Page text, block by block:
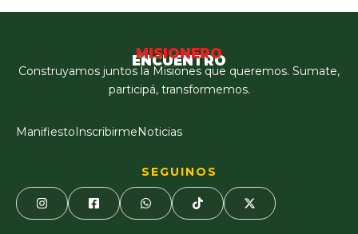
ENCUENTRO
MISIONERO
Construyamos juntos la Misiones que queremos. Sumate,
participá, transformemos.
ManifiestoInscribirmeNoticias
SEGUINOS